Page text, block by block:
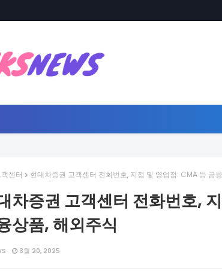
센터 현대차증권 고객센터 전화번호, 지점 및 영업점: CMA 등 금
차증권 고객센터 전화번호,
상품, 해외주식
3월 20, 2025